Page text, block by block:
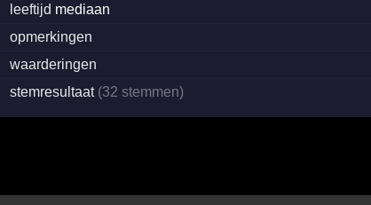
leeftijd mediaan
opmerkingen
waarderingen
stemresultaat (32 stemmen)